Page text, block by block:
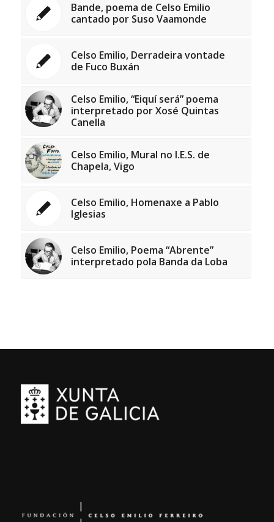
Bande, poema de Celso Emilio
cantado por Suso Vaamonde
Celso Emilio, Derradeira vontade
de Fuco Buxán
Celso Emilio, “Eiquí será” poema
interpretado por Xosé Quintas
Canella
Celso Emilio, Mural no I.E.S. de
Chapela, Vigo
Celso Emilio, Homenaxe a Pablo
Iglesias
Celso Emilio, Poema “Abrente”
interpretado pola Banda da Loba